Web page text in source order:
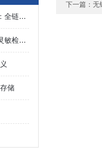
Millipore发光液的制备工艺：全链路质控保障检测性能稳定
Millipore发光液：多场景高灵敏检测的核心试剂支撑
储
下一篇： 无